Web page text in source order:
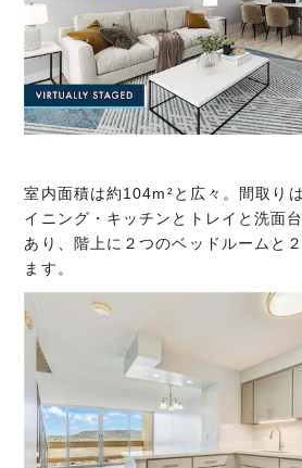
室内面積は約104m²と広々。間取り
イニング・キッチンとトレイと洗面
あり、階上に２つのベッドルームと
ます。